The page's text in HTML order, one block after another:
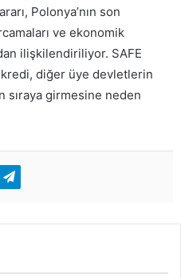
Polonya’nın son
ve ekonomik
ilişkilendiriliyor. SAFE
kredi, diğer üye devletlerin
sıraya girmesine neden